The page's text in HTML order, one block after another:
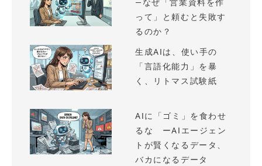
—なぜ「営業資料を作
って」と頼むと失敗す
るのか？
生成AIは、使い手の
「言語化能力」を暴
く、リトマス試験紙
AIに「ゴミ」を食わせ
るな ーAIエージェン
トが賢くなるデータ、
バカになるデータ